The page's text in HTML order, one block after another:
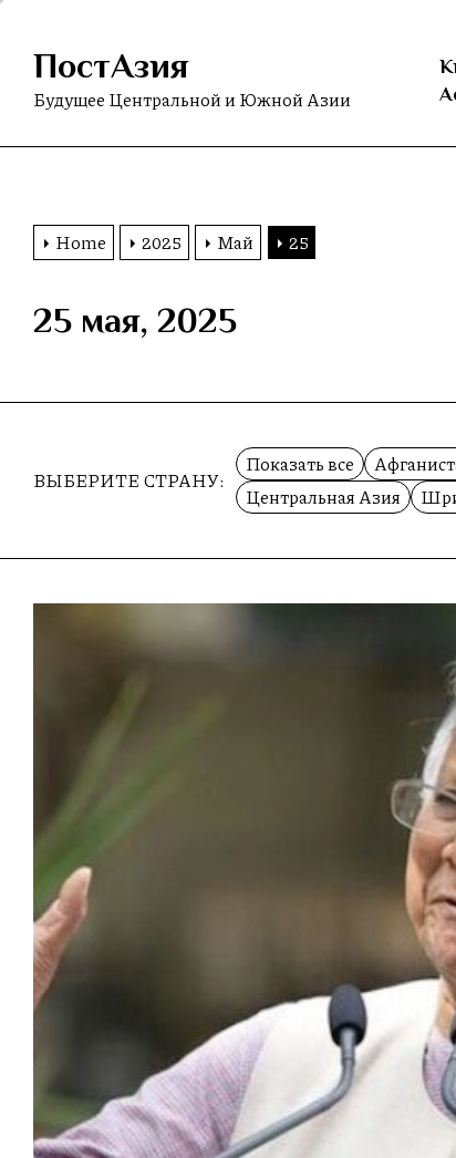
Skip
content
ПостАзия
Будущее Центральной и Южной Азии
Home 2025 Май 25
25 мая, 2025
ВЫБЕРИТЕ СТРАНУ:
Показать все
Центральная Азия